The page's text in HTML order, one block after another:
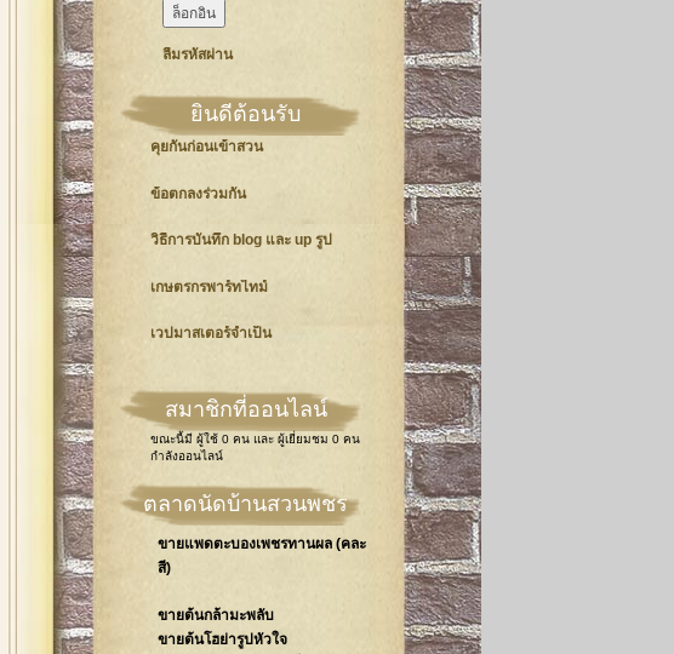
ลืมรหัสผ่าน
ยินดีต้อนรับ
คุยกันก่อนเข้าสวน
ข้อตกลงร่วมกัน
วิธีการบันทึก blog และ up รูป
เกษตรกรพาร์ทไทม์
เวปมาสเตอร์จำเป็น
สมาชิกที่ออนไลน์
ขณะนี้มี ผู้ใช้ 0 คน และ ผู้เยี่ยมชม 0 คน
กำลังออนไลน์
ตลาดนัดบ้านสวนพชร
ขายแพดตะบองเพชรทานผล (คละ
สี)
ขายต้นกล้ามะพลับ
ขายต้นโฮย่ารูปหัวใจ